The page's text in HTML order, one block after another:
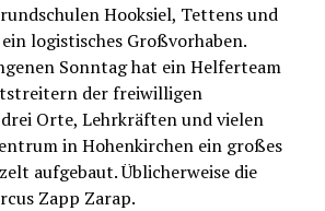
Hooksiel, Tettens und
logistisches Großvorhaben.
Sonntag hat ein Helferteam
der freiwilligen
Orte, Lehrkräften und vielen
in Hohenkirchen ein großes
aufgebaut. Üblicherweise die
Zapp Zarap.